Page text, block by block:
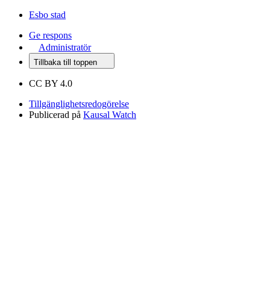
Esbo stad
Ge respons
Administratör
Tillbaka till toppen
CC BY 4.0
Tillgänglighetsredogörelse
Publicerad på Kausal Watch